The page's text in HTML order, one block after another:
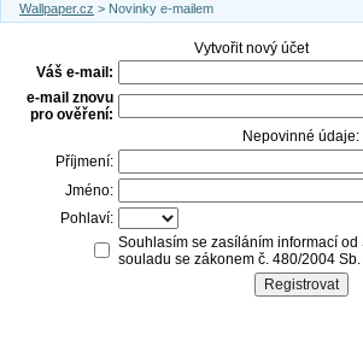
Wallpaper.cz > Novinky e-mailem